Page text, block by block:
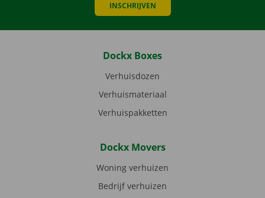
INSCHRIJVEN
Dockx Boxes
Verhuisdozen
Verhuismateriaal
Verhuispakketten
Dockx Movers
Woning verhuizen
Bedrijf verhuizen